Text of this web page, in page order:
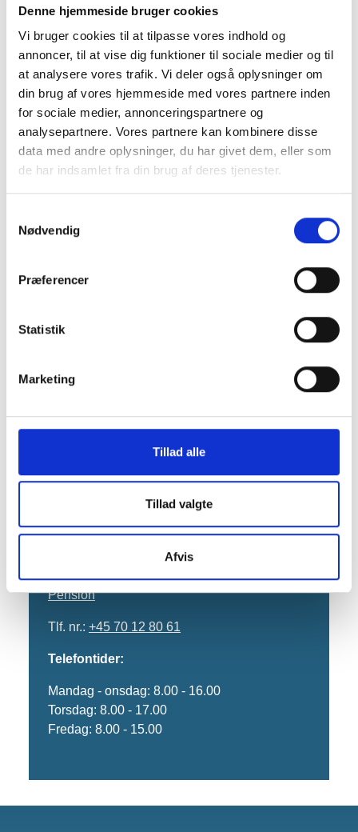
Denne hjemmeside bruger cookies
Vi bruger cookies til at tilpasse vores indhold og
annoncer, til at vise dig funktioner til sociale medier og til
at analysere vores trafik. Vi deler også oplysninger om
din brug af vores hjemmeside med vores partnere inden
for sociale medier, annonceringspartnere og
analysepartnere. Vores partnere kan kombinere disse
data med andre oplysninger, du har givet dem, eller som
de har indsamlet fra din brug af deres tjenester.
Nødvendig
Præferencer
Statistik
Marketing
Tillad alle
Tillad valgte
Afvis
Image
Udbetaling Danmark, Pension
Kongens Vænge 8
Send digital post til Udbetaling Danmark,
Pension
Tlf. nr.: +45 70 12 80 61
Telefontider:
Mandag - onsdag: 8.00 - 16.00
Torsdag: 8.00 - 17.00
Fredag: 8.00 - 15.00